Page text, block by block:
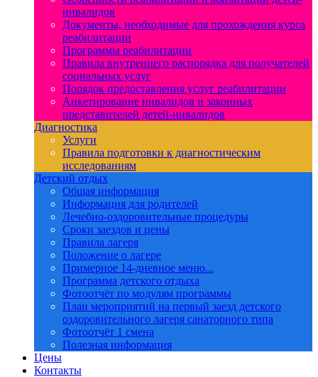
инвалидов
Документы, необходимые для прохождения курса
реабилитации
Программы реабилитации
Правила внутреннего распорядка для получателей
социальных услуг
Порядок предоставления услуг реабилитации
Анкетирование инвалидов и законных
представителей детей-инвалидов
Диагностика
Услуги
Правила подготовки к диагностическим
исследованиям
Детский отдых
Общая информация
Информация для родителей
Лечебно-оздоровительные процедуры
Сроки заездов и цены
Правила лагеря
Положение о лагере
Примерное 14-дневное меню...
Программа детского отдыха
Фотоотчёт по модулям программы
План мероприятий на первый заезд детского
оздоровительного лагеря санаторного типа
Фотоотчёт 1 смена
Полезная информация
Цены
Контакты